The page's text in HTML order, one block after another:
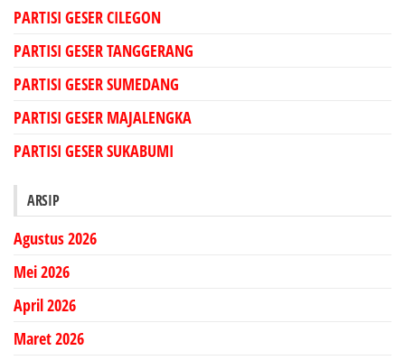
PARTISI GESER CILEGON
PARTISI GESER TANGGERANG
PARTISI GESER SUMEDANG
PARTISI GESER MAJALENGKA
PARTISI GESER SUKABUMI
ARSIP
Agustus 2026
Mei 2026
April 2026
Maret 2026